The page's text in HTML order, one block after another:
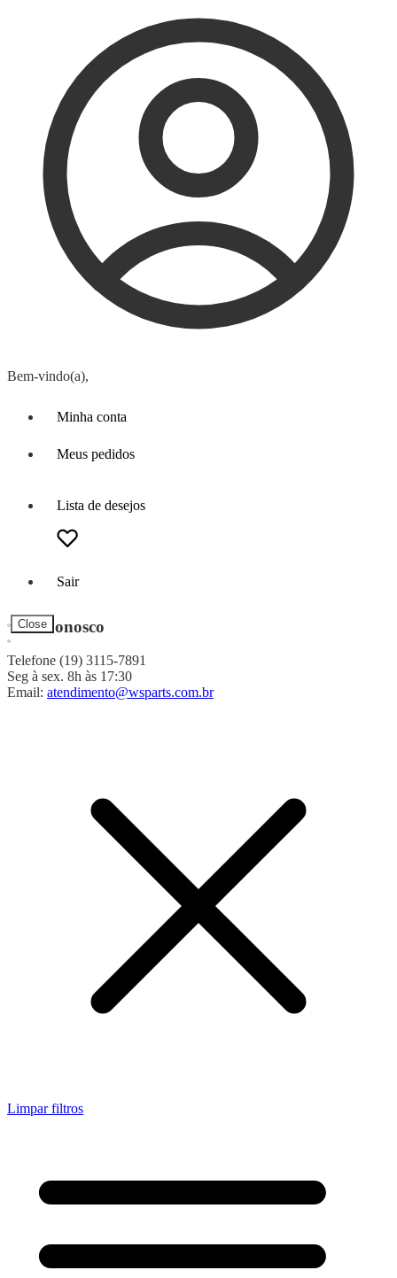
Bem-vindo(a),
Minha conta
Meus pedidos
Lista de desejos
Sair
Close
Fale Conosco
Telefone (19) 3115-7891
Seg à sex. 8h às 17:30
Email: atendimento@wsparts.com.br
Limpar filtros